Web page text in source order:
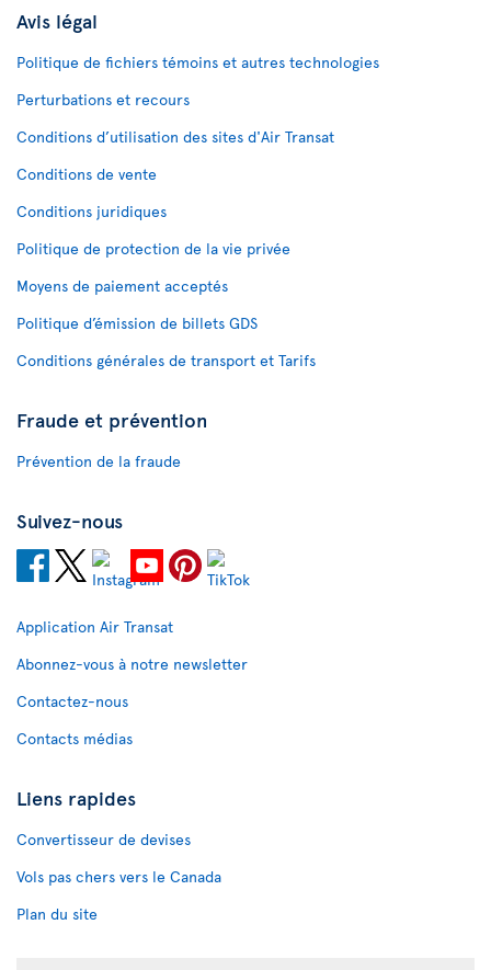
Avis légal
Politique de fichiers témoins et autres technologies
Perturbations et recours
Conditions d’utilisation des sites d'Air Transat
Conditions de vente
Conditions juridiques
Politique de protection de la vie privée
Moyens de paiement acceptés
Politique d’émission de billets GDS
Conditions générales de transport et Tarifs
Fraude et prévention
Prévention de la fraude
Suivez-nous
Application Air Transat
Abonnez-vous à notre newsletter
Contactez-nous
Contacts médias
Liens rapides
Convertisseur de devises
Vols pas chers vers le Canada
Plan du site